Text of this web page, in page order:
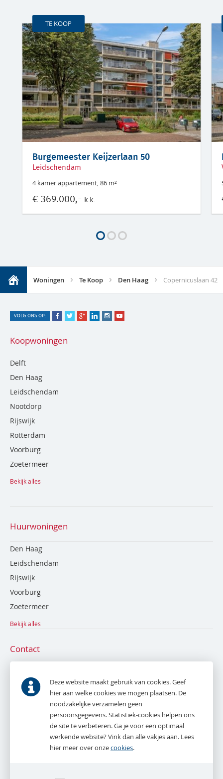
TE KOOP
Burgemeester Keijzerlaan 50
Leidschendam
4 kamer appartement, 86 m²
€ 369.000,- k.k.
Woningen Te Koop Den Haag Copernicuslaan 42
VOLG ONS OP:
Koopwoningen
Delft
Den Haag
Leidschendam
Nootdorp
Rijswijk
Rotterdam
Voorburg
Zoetermeer
Bekijk alles
Huurwoningen
Den Haag
Leidschendam
Rijswijk
Voorburg
Zoetermeer
Bekijk alles
Contact
Parkweg 53
2271 AEVoorburg
070 - 387 16 16
info@debruynentak.nl
06 - 27 888 387
Deze website maakt gebruik van cookies. Geef
hier aan welke cookies we mogen plaatsen. De
noodzakelijke verzamelen geen
persoonsgegevens. Statistiek-cookies helpen ons
de site te verbeteren. Ga je voor een optimaal
werkende website? Vink dan alle vakjes aan. Lees
hier meer over onzecookies.